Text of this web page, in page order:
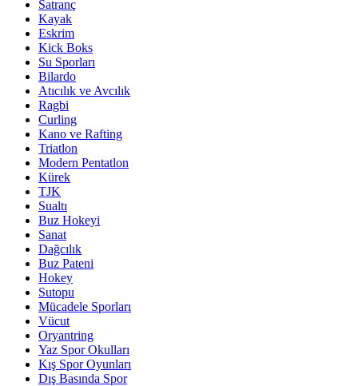
Satranç
Kayak
Eskrim
Kick Boks
Su Sporları
Bilardo
Atıcılık ve Avcılık
Ragbi
Curling
Kano ve Rafting
Triatlon
Modern Pentatlon
Kürek
TJK
Sualtı
Buz Hokeyi
Sanat
Dağcılık
Buz Pateni
Hokey
Sutopu
Mücadele Sporları
Vücut
Oryantring
Yaz Spor Okulları
Kış Spor Oyunları
Dış Basında Spor